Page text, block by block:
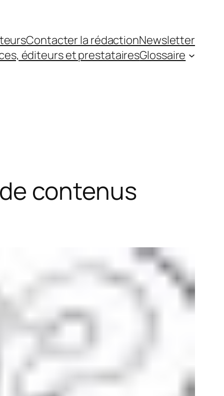
Contacter la rédactionNewsletter
éditeurs et prestatairesGlossaire
contenus